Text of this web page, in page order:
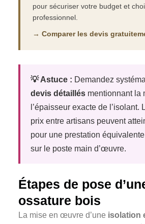
pour sécuriser votre budget et
professionnel.
→ Comparer les devis
💡 Astuce : Demandez
devis détaillés mentionnant la
l’épaisseur exacte de l’isolant.
prix entre artisans peuvent
pour une prestation
sur le poste main d’œuvre.
Étapes de pose
ossature bois
La mise en œuvre d’une isolation